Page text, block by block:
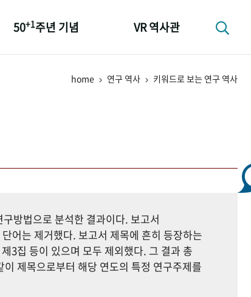
50+1주년 기념 VR 역사관
home 연구 역사 키워드로 보는 연구 역사
방법으로 분석한 결과이다. 보고서
어는 제거했다. 보고서 제목에 흔히 등장하는
3집 등이 있으며 모두 제외했다. 그 결과 총
제목으로부터 해당 연도의 특정 연구주제를